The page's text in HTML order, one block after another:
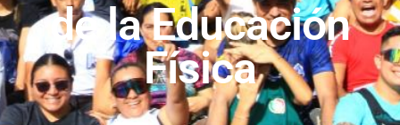
de la Educación
Física